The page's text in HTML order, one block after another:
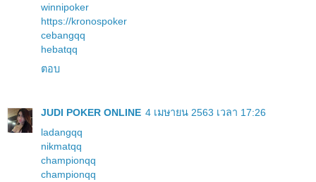
winnipoker
https://kronospoker
cebangqq
hebatqq
ตอบ
JUDI POKER ONLINE 4 เมษายน 2563 เวลา 17:26
ladangqq
nikmatqq
championqq
championqq